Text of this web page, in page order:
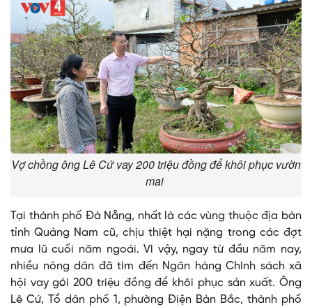
Vợ chồng ông Lê Cứ vay 200 triệu đồng để khôi phục vườn
mai
Tại thành phố Đà Nẵng, nhất là các vùng thuộc địa bàn
tỉnh Quảng Nam cũ, chịu thiệt hại nặng trong các đợt
mưa lũ cuối năm ngoái. Vì vậy, ngay từ đầu năm nay,
nhiều nông dân đã tìm đến Ngân hàng Chính sách xã
hội vay gói 200 triệu đồng để khôi phục sản xuất. Ông
Lê Cứ, Tổ dân phố 1, phường Điện Bàn Bắc, thành phố